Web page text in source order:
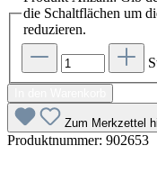
die Schaltflächen um
reduzieren.
Zum Merkzettel
Produktnummer: 902653